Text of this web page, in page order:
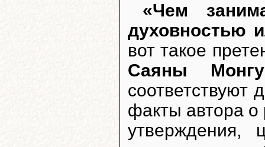
«Чем
духовностью
вот такое
Саяны
соответствуют
факты автора о